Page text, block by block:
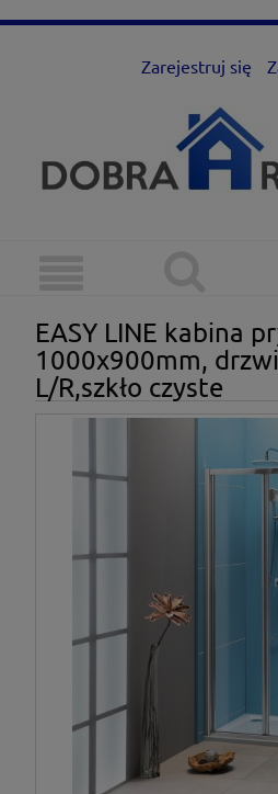
Zarejestruj się
EASY LINE kabina
1000x900mm,
L/R,szkło czyste